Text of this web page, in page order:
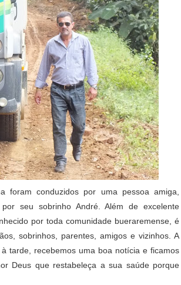
foram conduzidos por uma pessoa amiga,
seu sobrinho André. Além de excelente
por toda comunidade bueraremense, é
sobrinhos, parentes, amigos e vizinhos. A
tarde, recebemos uma boa notícia e ficamos
Deus que restabeleça a sua saúde porque